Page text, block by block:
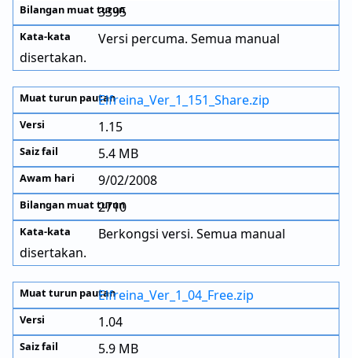
3395
Versi percuma. Semua manual
disertakan.
Elfreina_Ver_1_151_Share.zip
1.15
5.4 MB
9/02/2008
2710
Berkongsi versi. Semua manual
disertakan.
Elfreina_Ver_1_04_Free.zip
1.04
5.9 MB